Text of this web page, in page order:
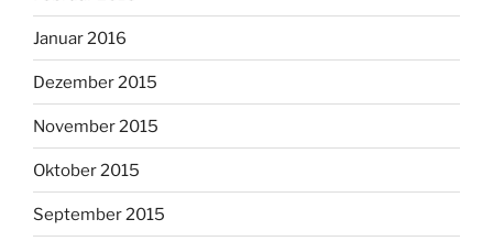
Januar 2016
Dezember 2015
November 2015
Oktober 2015
September 2015